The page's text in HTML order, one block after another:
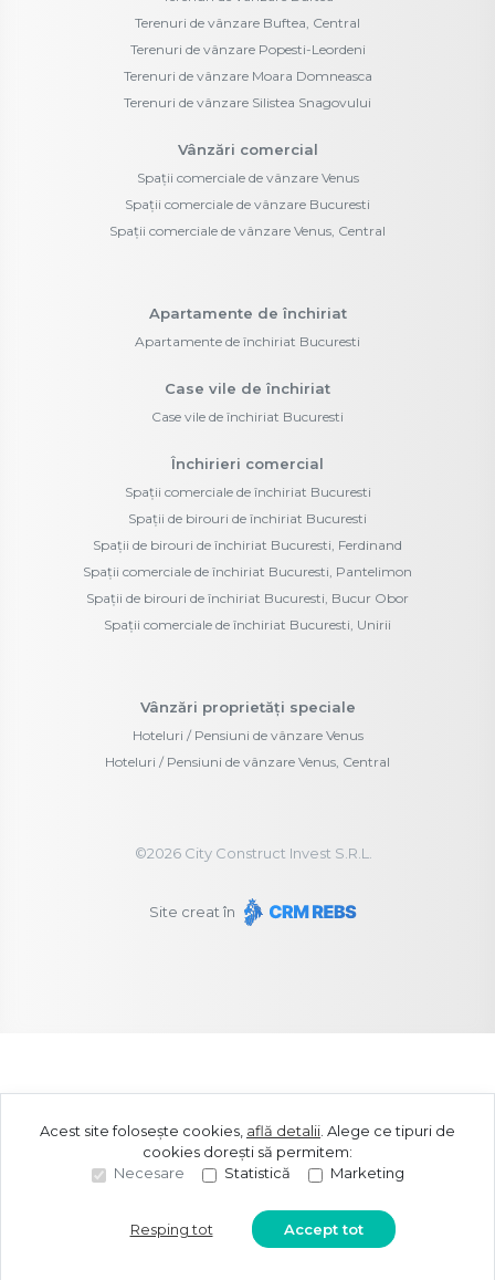
Terenuri de vânzare Buftea, Central
Terenuri de vânzare Popesti-Leordeni
Terenuri de vânzare Moara Domneasca
Terenuri de vânzare Silistea Snagovului
Vânzări comercial
Spații comerciale de vânzare Venus
Spații comerciale de vânzare Bucuresti
Spații comerciale de vânzare Venus, Central
Apartamente de închiriat
Apartamente de închiriat Bucuresti
Case vile de închiriat
Case vile de închiriat Bucuresti
Închirieri comercial
Spații comerciale de închiriat Bucuresti
Spații de birouri de închiriat Bucuresti
Spații de birouri de închiriat Bucuresti, Ferdinand
Spații comerciale de închiriat Bucuresti, Pantelimon
Spații de birouri de închiriat Bucuresti, Bucur Obor
Spații comerciale de închiriat Bucuresti, Unirii
Vânzări proprietăți speciale
Hoteluri / Pensiuni de vânzare Venus
Hoteluri / Pensiuni de vânzare Venus, Central
©2026City Construct Invest S.R.L.
Site creat în
Acest site folosește cookies, află detalii Alege ce tipuri de
cookies dorești să permitem:
Necesare
Statistică Marketing
Resping tot Accept tot